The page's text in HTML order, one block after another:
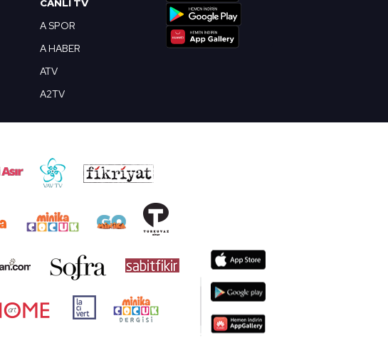
CANLI TV
A SPOR
A HABER
ATV
A2TV